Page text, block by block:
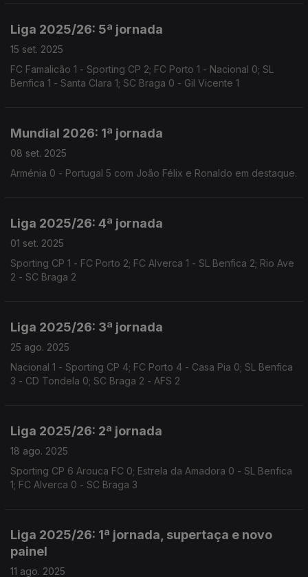
Liga 2025/26: 5ª jornada
15 set. 2025
FC Famalicão 1 - Sporting CP 2; FC Porto 1 - Nacional 0; SL
Benfica 1 - Santa Clara 1; SC Braga 0 - Gil Vicente 1
Mundial 2026: 1ª jornada
08 set. 2025
Arménia 0 - Portugal 5 com João Félix e Ronaldo em destaque.
Liga 2025/26: 4ª jornada
01 set. 2025
Sporting CP 1 - FC Porto 2; FC Alverca 1 - SL Benfica 2; Rio Ave
2 - SC Braga 2
Liga 2025/26: 3ª jornada
25 ago. 2025
Nacional 1 - Sporting CP 4; FC Porto 4 - Casa Pia 0; SL Benfica
3 - CD Tondela 0; SC Braga 2 - AFS 2
Liga 2025/26: 2ª jornada
18 ago. 2025
Sporting CP 6 Arouca FC 0; Estrela da Amadora 0 - SL Benfica
1; FC Alverca 0 - SC Braga 3
Liga 2025/26: 1ª jornada, supertaça e novo
painel
11 ago. 2025